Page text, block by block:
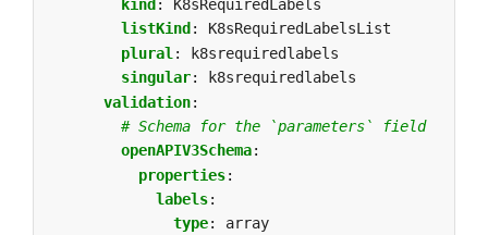
kind :
K8sRequiredLabels
listKind :
K8sRequiredLabelsList
plural :
k8srequiredlabels
singular:
k8srequiredlabels
validation:
# Schema for the `parameters` field
openAPIV3Schema:
properties:
labels:
type:
array